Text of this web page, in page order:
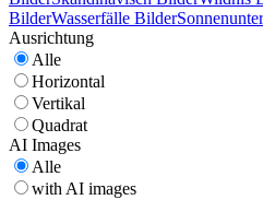
BilderWasserfälle Bilder
Ausrichtung
Alle
Horizontal
Vertikal
Quadrat
AI Images
Alle
with AI images